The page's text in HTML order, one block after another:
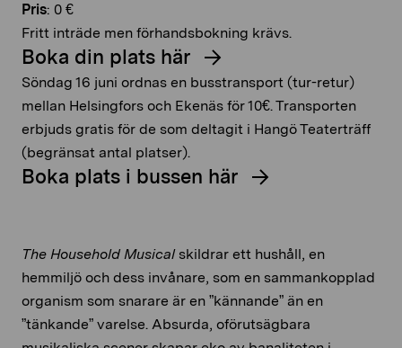
Pris: 0 €
Fritt inträde men förhandsbokning krävs.
Boka din plats här
Söndag 16 juni ordnas en busstransport (tur-retur)
mellan Helsingfors och Ekenäs för 10€. Transporten
erbjuds gratis för de som deltagit i Hangö Teaterträff
(begränsat antal platser).
Boka plats i bussen här
The Household Musical skildrar ett hushåll, en
hemmiljö och dess invånare, som en sammankopplad
organism som snarare är en ”kännande” än en
”tänkande” varelse. Absurda, oförutsägbara